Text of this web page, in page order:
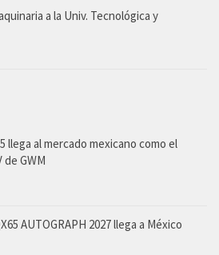
a la Univ. Tecnológica y
llega al mercado mexicano como el
de GWM
AUTOGRAPH 2027 llega a México